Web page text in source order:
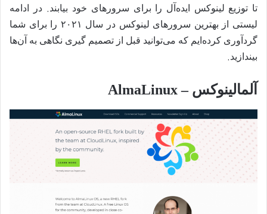
تا توزیع لینوکس ایده‌آل را برای سرورهای خود بیابند.در ادامه
لیستی از بهترین سرورهای لینوکس در سال ۲۰۲۱ را برای شما
گردآوری کرده‌ایم که می‌توانید قبل از تصمیم گیری نگاهی به آن‌ها
بیندازید.
آلمالینوکس – AlmaLinux